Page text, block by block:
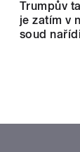
Jak nás